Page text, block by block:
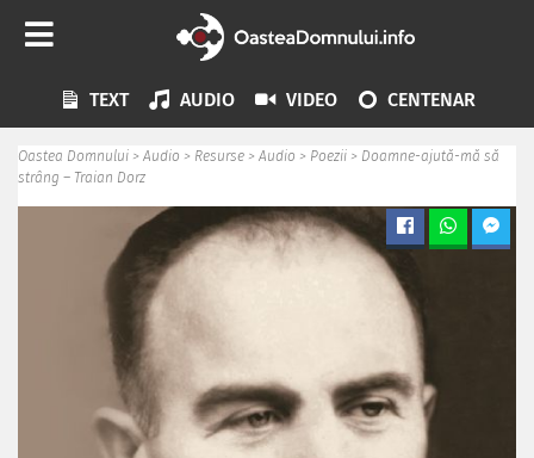
TEXT AUDIO VIDEO CENTENAR
Oastea Domnului > Audio > Resurse > Audio > Poezii > Doamne-ajută-mă să
strâng – Traian Dorz